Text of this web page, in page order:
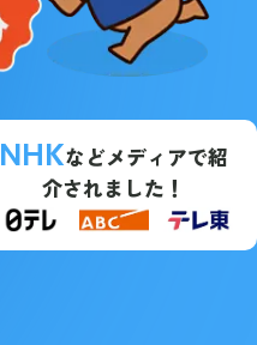
NHKなどメディアで紹
介されました！